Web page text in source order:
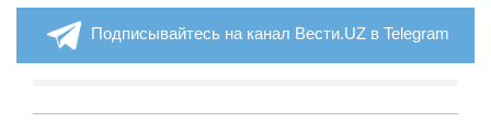
Подписывайтесь на канал Вести.UZ в Telegram